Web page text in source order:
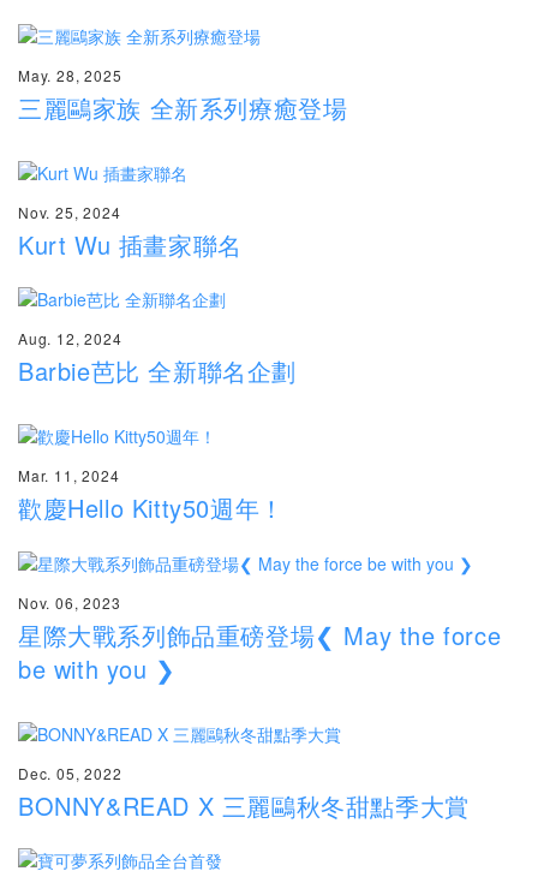
May. 28, 2025
三麗鷗家族 全新系列療癒登場
Nov. 25, 2024
Kurt Wu 插畫家聯名
Aug. 12, 2024
Barbie芭比 全新聯名企劃
Mar. 11, 2024
歡慶Hello Kitty50週年！
Nov. 06, 2023
星際大戰系列飾品重磅登場❮ May the force
be with you ❯
Dec. 05, 2022
BONNY&READ X 三麗鷗秋冬甜點季大賞